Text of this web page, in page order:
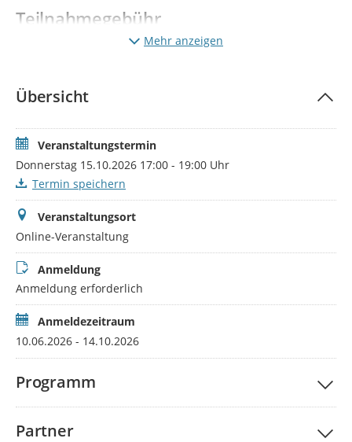
Teilnahmegebühr
Eine vorherige Anmeldung über das untenstehende
Formular ist erforderlich.
Ihr Referent
Wilfried Tönnis, M.A.
(Institut für Existenzgründungen und
Unternehmensführung)
Mehr anzeigen
Übersicht
Veranstaltungstermin
Donnerstag 15.10.2026 17:00 - 19:00 Uhr
Termin speichern
Veranstaltungsort
Online-Veranstaltung
Anmeldung
Anmeldung erforderlich
Anmeldezeitraum
10.06.2026 - 14.10.2026
Programm
Partner